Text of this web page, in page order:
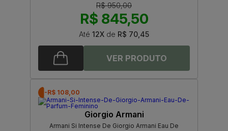
R$ 950,00
R$ 845,50
Até 12X de R$ 70,45
-R$ 108,00
Giorgio Armani
Armani Si Intense De Giorgio Armani Eau De